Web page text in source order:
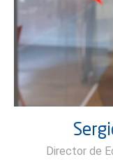
Director de